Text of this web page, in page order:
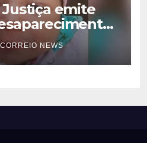
emite
dias em MS;
NEWS